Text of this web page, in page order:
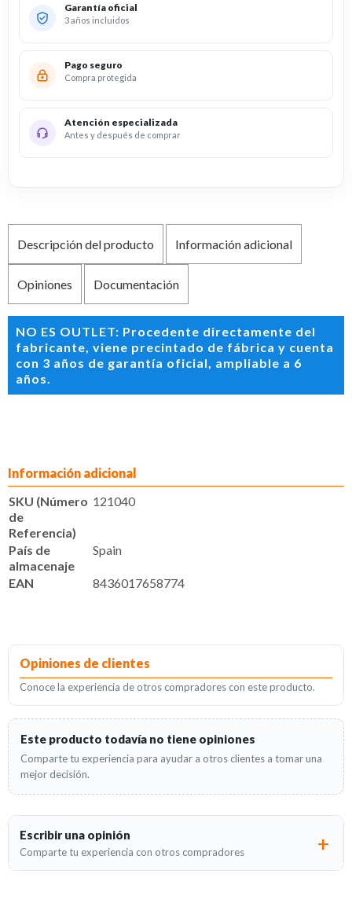
Garantía oficial
3 años incluidos
Pago seguro
Compra protegida
Atención especializada
Antes y después de comprar
Descripción del producto Información adicional
Opiniones Documentación
NO ES OUTLET: Procedente directamente del
fabricante, viene precintado de fábrica y cuenta
con 3 años de garantía oficial, ampliable a 6
años.
Información adicional
SKU (Número
de
Referencia)
121040
País de
almacenaje
Spain
EAN 8436017658774
Opiniones de clientes
Conoce la experiencia de otros compradores con este producto.
Este producto todavía no tiene opiniones
Comparte tu experiencia para ayudar a otros clientes a tomar una
mejor decisión.
Escribir una opinión
Comparte tu experiencia con otros compradores